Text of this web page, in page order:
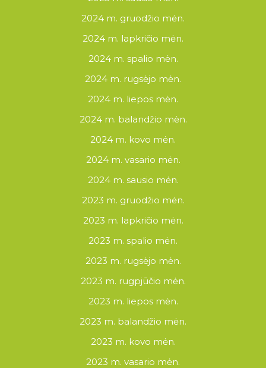
2024 m. gruodžio mėn.
2024 m. lapkričio mėn.
2024 m. spalio mėn.
2024 m. rugsėjo mėn.
2024 m. liepos mėn.
2024 m. balandžio mėn.
2024 m. kovo mėn.
2024 m. vasario mėn.
2024 m. sausio mėn.
2023 m. gruodžio mėn.
2023 m. lapkričio mėn.
2023 m. spalio mėn.
2023 m. rugsėjo mėn.
2023 m. rugpjūčio mėn.
2023 m. liepos mėn.
2023 m. balandžio mėn.
2023 m. kovo mėn.
2023 m. vasario mėn.